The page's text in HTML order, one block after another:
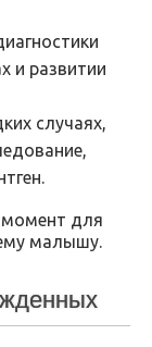
и развитии
случаях,
момент для
малышу.